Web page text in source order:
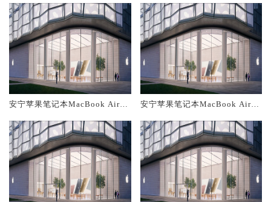
安宁苹果笔记本MacBook Air换
安宁苹果笔记本MacBook Air换